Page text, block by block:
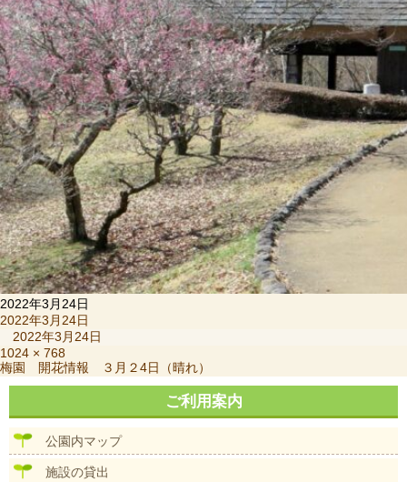
2022年3月24日
投
日:
2022年3月24日
2022年3月24日
フ
ル
サ
ズ
1024 × 768
投
稿
ビ
梅園 開花情報 ３月２4日（晴れ）
ご利用案内
公園内マップ
施設の貸出